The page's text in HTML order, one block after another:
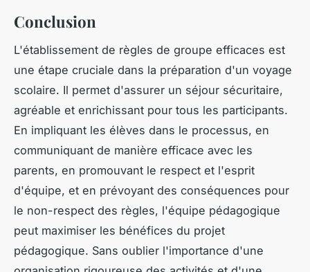
Conclusion
L'établissement de règles de groupe efficaces est
une étape cruciale dans la préparation d'un voyage
scolaire. Il permet d'assurer un séjour sécuritaire,
agréable et enrichissant pour tous les participants.
En impliquant les élèves dans le processus, en
communiquant de manière efficace avec les
parents, en promouvant le respect et l'esprit
d'équipe, et en prévoyant des conséquences pour
le non-respect des règles, l'équipe pédagogique
peut maximiser les bénéfices du projet
pédagogique. Sans oublier l'importance d'une